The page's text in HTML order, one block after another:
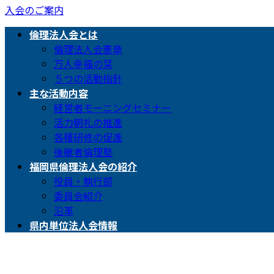
入会のご案内
倫理法人会とは
倫理法人会憲章
万人幸福の栞
５つの活動指針
主な活動内容
経営者モーニングセミナー
活力朝礼の推進
各種研修の促進
後継者倫理塾
福岡県倫理法人会の紹介
役員・執行部
委員会紹介
沿革
県内単位法人会情報